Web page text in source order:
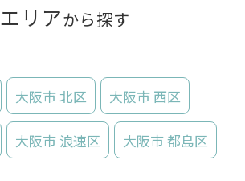
エリアから探す
大阪市 北区 大阪市 西区
大阪市 浪速区 大阪市 都島区